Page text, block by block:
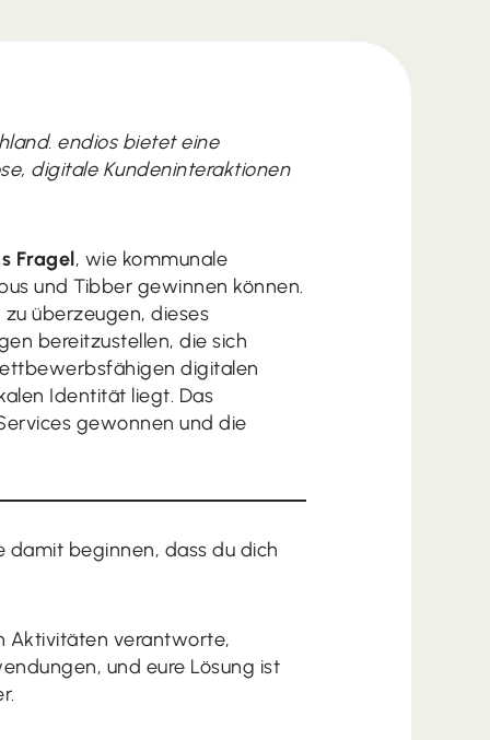
endios bietet eine
digitale Kundeninteraktionen
Fragel, wie kommunale
und Tibber gewinnen können.
überzeugen, dieses
bereitzustellen, die sich
digitalen
Identität liegt. Das
gewonnen und die
damit beginnen, dass du dich
Aktivitäten verantworte,
und eure Lösung ist